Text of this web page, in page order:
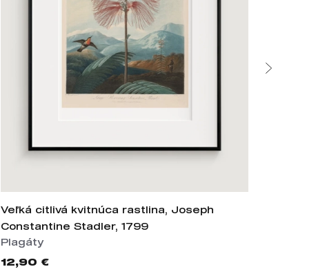
Veľká citlivá kvitnúca rastlina, Joseph
Constantine Stadler, 1799
Plagáty
12,90 €